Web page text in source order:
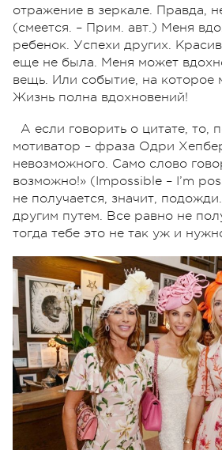
отражение в зеркале. Правда,
(смеется. – Прим. авт.) Меня
ребенок. Успехи других.
еще не была. Меня может
вещь. Или событие, на которое
Жизнь полна вдохновений!
А если говорить о цитате, то,
мотиватор – фраза Одри
невозможного. Само слово
возможно!» (Impossible – I’m
не получается, значит,
другим путем. Все равно не
тогда тебе это не так уж и